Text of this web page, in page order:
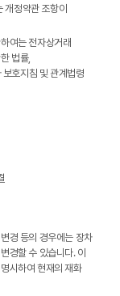
개정약관 조항이
여는 전자상거래
법률,
호지침 및 관계법령
경 등의 경우에는 장차
경할 수 있습니다. 이
시하여 현재의 재화